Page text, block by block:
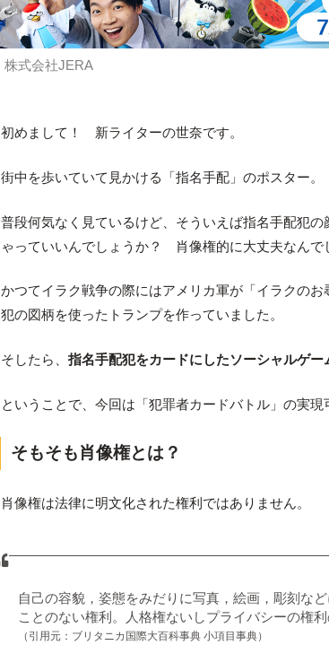
株式会社JERA
初めまして！ 新ライターの世奈です。
街中を歩いていて見かける「指名手配」のポスター。
普段何気なく見ているけど、そういえば指名手配犯
ゃっていいんでしょうか？ 肖像権的に大丈夫なんで
かつてイラク戦争の際にはアメリカ軍が「イラクの
犯の図柄を使ったトランプを作っていました。
そしたら、指名手配犯をカードにしたソーシャルゲ
ということで、今回は「犯罪者カードバトル」の実現
そもそも肖像権とは？
肖像権は法律に明文化された権利ではありません。
自己の容貌，姿態をみだりに写真，絵画，彫刻な
ことのない権利。人格権ないしプライバシーの権利
（引用元：ブリタニカ国際大百科事典 小項目事典）